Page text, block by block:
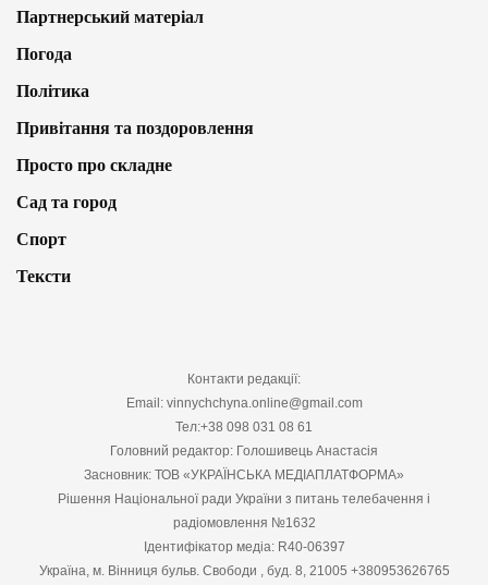
Партнерський матеріал
Погода
Політика
Привітання та поздоровлення
Просто про складне
Сад та город
Спорт
Тексти
Контакти редакції:
Email: vinnychchyna.online@gmail.com
Тел:+38 098 031 08 61
Головний редактор: Голошивець Анастасія
Засновник: ТОВ «УКРАЇНСЬКА МЕДІАПЛАТФОРМА»
Рішення Національної ради України з питань телебачення і
радіомовлення №1632
Ідентифікатор медіа: R40-06397
Україна, м. Вінниця бульв. Свободи , буд. 8, 21005 +380953626765